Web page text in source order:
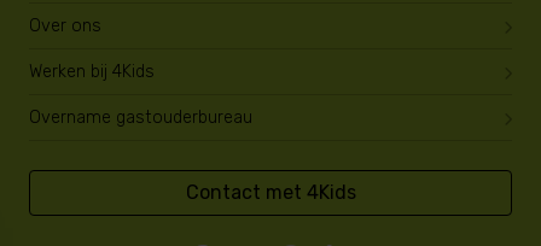
Over ons
Werken bij 4Kids
Overname gastouderbureau
Contact met 4Kids